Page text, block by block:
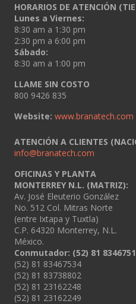
HORARIOS DE ATENCIÓN
Lunes a Viernes:
8:30 am a 1:30 pm
2:30 pm a 6:00 pm
Sábado:
8:30 am a 1:00 pm
LLAME SIN COSTO
800 9426 835
Website: www.branatech.com
ATENCIÓN A CLIENTES
info@branatech.com
OFICINAS Y PLANTA
MONTERREY N.L. (MATRIZ):
Av. José Eleuterio González
No. 512 Col. Mitras Norte
(entre Ixtapa y Tuxtla)
C.P. 64320 Monterrey, N.L.
México.
Conmutador: (52) 81
(52) 81 83467534
(52) 81 83738802
(52) 81 23162248
(52) 81 23162249